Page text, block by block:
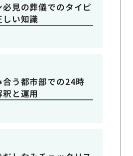
見の葬儀でのタイピ
しい知識
合う都市部での24時
と運用